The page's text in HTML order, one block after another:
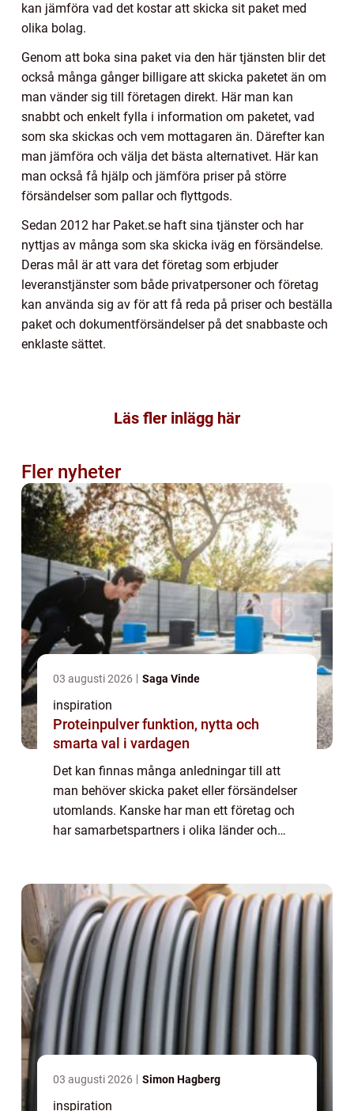
kan jämföra vad det kostar att skicka sit paket med
olika bolag.
Genom att boka sina paket via den här tjänsten blir det
också många gånger billigare att skicka paketet än om
man vänder sig till företagen direkt. Här man kan
snabbt och enkelt fylla i information om paketet, vad
som ska skickas och vem mottagaren än. Därefter kan
man jämföra och välja det bästa alternativet. Här kan
man också få hjälp och jämföra priser på större
försändelser som pallar och flyttgods.
Sedan 2012 har Paket.se haft sina tjänster och har
nyttjas av många som ska skicka iväg en försändelse.
Deras mål är att vara det företag som erbjuder
leveranstjänster som både privatpersoner och företag
kan använda sig av för att få reda på priser och beställa
paket och dokumentförsändelser på det snabbaste och
enklaste sättet.
Läs fler inlägg här
Fler nyheter
03 augusti 2026 Saga Vinde
inspiration
Proteinpulver funktion, nytta och
smarta val i vardagen
Det kan finnas många anledningar till att
man behöver skicka paket eller försändelser
utomlands. Kanske har man ett företag och
har samarbetspartners i olika länder och
03 augusti 2026 Simon Hagberg
inspiration